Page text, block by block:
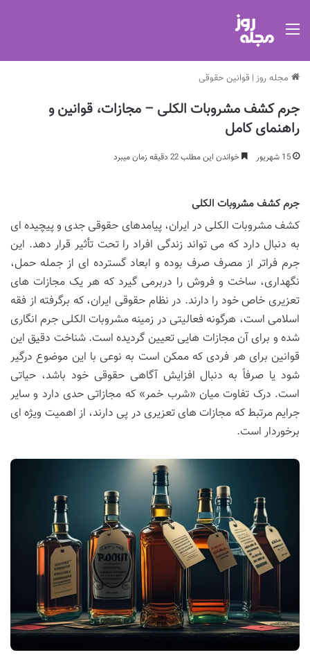
مجله روز | قوانین حقوقی
جرم کشف مشروبات الکلی – مجازات، قوانین و
راهنمای کامل
15 شهریور خواندن این مطلب 22 دقیقه زمان میبرد
جرم کشف مشروبات الکلی
کشف مشروبات الکلی در ایران، پیامدهای حقوقی جدی و پیچیده ای
به دنبال دارد که می تواند زندگی افراد را تحت تأثیر قرار دهد. این
جرم فراتر از مصرف صرف بوده و ابعاد گسترده ای از جمله حمل،
نگهداری، ساخت و فروش را دربرمی گیرد که هر یک مجازات های
تعزیری خاص خود را دارند. در نظام حقوقی ایران، که برگرفته از فقه
اسلامی است، هرگونه فعالیتی در زمینه مشروبات الکلی جرم انگاری
شده و برای آن مجازات هایی تعیین گردیده است. شناخت دقیق این
قوانین برای هر فردی که ممکن است به نوعی با این موضوع درگیر
شود یا صرفاً به دنبال افزایش آگاهی حقوقی خود باشد، حیاتی
است. درک تفاوت میان «شرب خمر» که مجازاتی حدی دارد و سایر
جرایم مرتبط که مجازات های تعزیری در پی دارند، از اهمیت ویژه ای
برخوردار است.